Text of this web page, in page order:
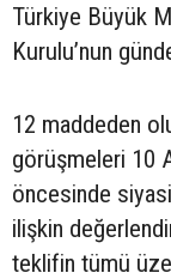
Türkiye Büyük
Kurulu’nun
12 maddeden
görüşmeleri 10
öncesinde
ilişkin
teklifin tümü